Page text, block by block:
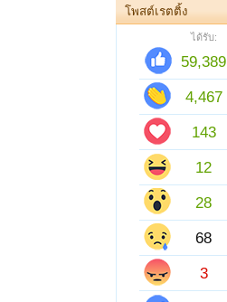
โพสต์เรตติ้ง
ได้รับ:
59,389
4,467
143
12
28
68
3